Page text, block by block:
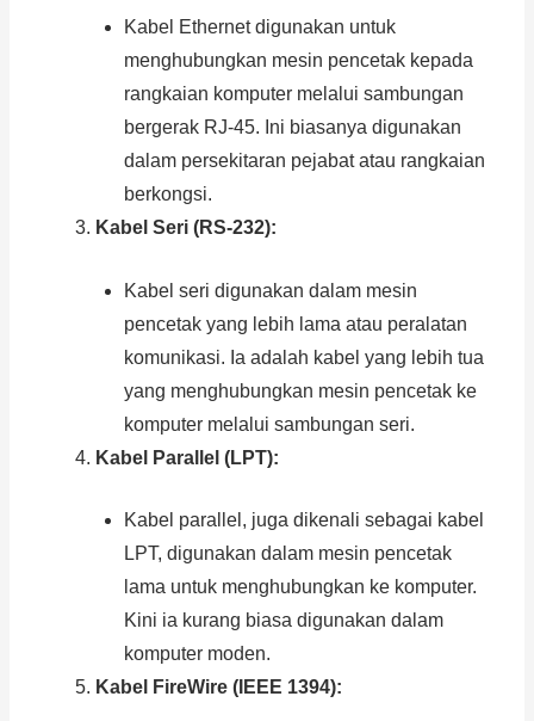
Kabel Ethernet digunakan untuk
menghubungkan mesin pencetak kepada
rangkaian komputer melalui sambungan
bergerak RJ-45. Ini biasanya digunakan
dalam persekitaran pejabat atau rangkaian
berkongsi.
Kabel Seri (RS-232):
Kabel seri digunakan dalam mesin
pencetak yang lebih lama atau peralatan
komunikasi. Ia adalah kabel yang lebih tua
yang menghubungkan mesin pencetak ke
komputer melalui sambungan seri.
Kabel Parallel (LPT):
Kabel parallel, juga dikenali sebagai kabel
LPT, digunakan dalam mesin pencetak
lama untuk menghubungkan ke komputer.
Kini ia kurang biasa digunakan dalam
komputer moden.
Kabel FireWire (IEEE 1394):